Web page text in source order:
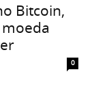
Bitcoin,
0